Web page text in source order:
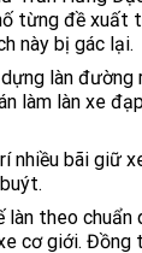
từng đề xuất
này bị gác lại.
làn
làm làn xe
nhiều bãi giữ
theo
cơ giới.